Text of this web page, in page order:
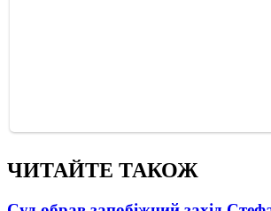
ЧИТАЙТЕ ТАКОЖ